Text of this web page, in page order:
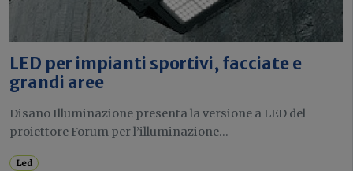
LED per impianti sportivi, facciate e
grandi aree
Disano Illuminazione presenta la versione a LED del
proiettore Forum per l’illuminazione...
Led